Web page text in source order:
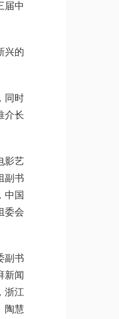
届中
兴的
同时
介长
影艺
副书
中国
委会
副书
新闻
浙江
陶慧